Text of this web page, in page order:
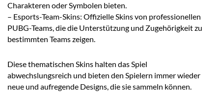
Charakteren oder Symbolen bieten.
– Esports-Team-Skins: Offizielle Skins von professionellen
PUBG-Teams, die die Unterstützung und Zugehörigkeit zu
bestimmten Teams zeigen.
Diese thematischen Skins halten das Spiel
abwechslungsreich und bieten den Spielern immer wieder
neue und aufregende Designs, die sie sammeln können.